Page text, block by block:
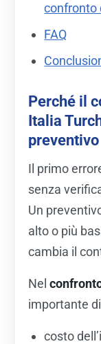
confronto
FAQ
Perché il
Italia
preventivo
Il primo
senza
Un
alto o più
cambia il
Nel
importante
costo